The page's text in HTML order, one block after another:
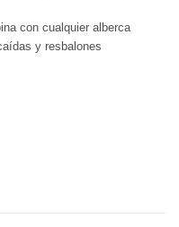
con cualquier alberca
y resbalones